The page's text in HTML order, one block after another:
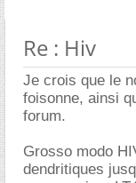
Re : Hiv
Je crois que le
foisonne, ainsi
forum.
Grosso modo
dendritiques